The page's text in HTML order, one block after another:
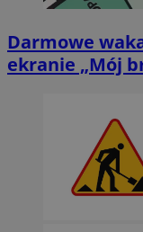
Darmowe
ekranie „Mój